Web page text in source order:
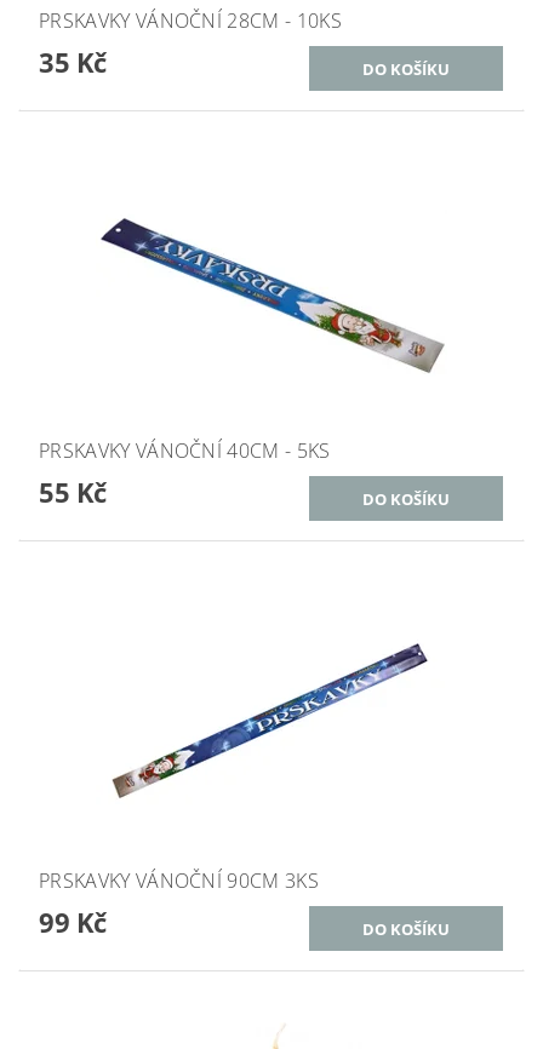
PRSKAVKY VÁNOČNÍ 28CM - 10KS
35 Kč
PRSKAVKY VÁNOČNÍ 40CM - 5KS
55 Kč
PRSKAVKY VÁNOČNÍ 90CM 3KS
99 Kč